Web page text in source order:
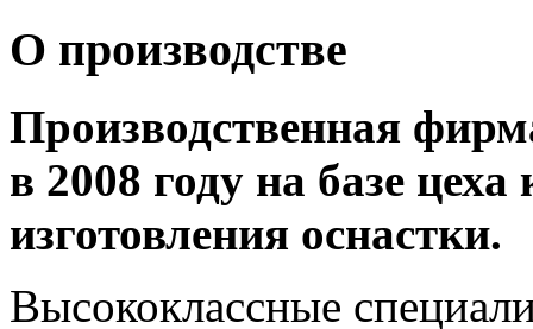
О производстве
Производственная
в 2008 году на базе
изготовления оснастки.
Высококлассные